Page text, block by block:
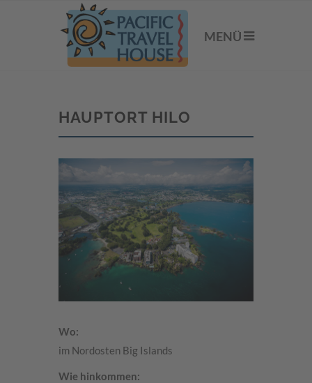
MENÜ
HAUPTORT HILO
Wo:
im Nordosten Big Islands
Wie hinkommen: